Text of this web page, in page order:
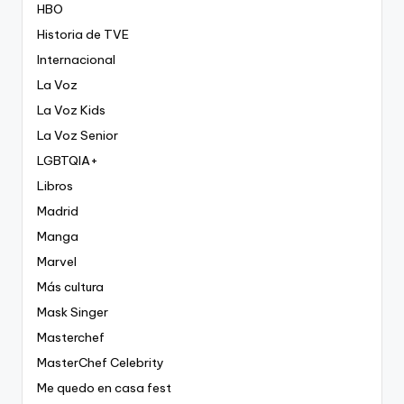
HBO
Historia de TVE
Internacional
La Voz
La Voz Kids
La Voz Senior
LGBTQIA+
Libros
Madrid
Manga
Marvel
Más cultura
Mask Singer
Masterchef
MasterChef Celebrity
Me quedo en casa fest